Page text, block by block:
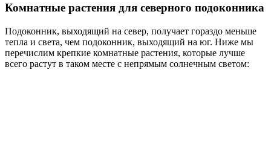
Комнатные растения для северного подоконника
Подоконник, выходящий на север, получает гораздо меньше
тепла и света, чем подоконник, выходящий на юг. Ниже мы
перечислим крепкие комнатные растения, которые лучше
всего растут в таком месте с непрямым солнечным светом: